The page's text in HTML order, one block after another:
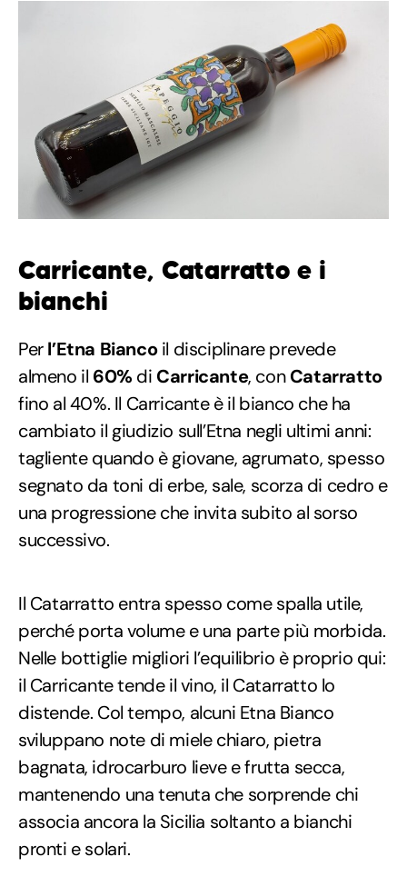
Carricante, Catarratto e i
bianchi
Perl’Etna Biancoil disciplinare prevede
almeno il 60% di Carricante, conCatarratto
fino al 40%. Il Carricante è il bianco che ha
cambiato il giudizio sull’Etna negli ultimi anni:
tagliente quando è giovane, agrumato, spesso
segnato da toni di erbe, sale, scorza di cedro e
una progressione che invita subito al sorso
successivo.
Il Catarratto entra spesso come spalla utile,
perché porta volume e una parte più morbida.
Nelle bottiglie migliori l’equilibrio è proprio qui:
il Carricante tende il vino, il Catarratto lo
distende. Col tempo, alcuni Etna Bianco
sviluppano note di miele chiaro, pietra
bagnata, idrocarburo lieve e frutta secca,
mantenendo una tenuta che sorprende chi
associa ancora la Sicilia soltanto a bianchi
pronti e solari.